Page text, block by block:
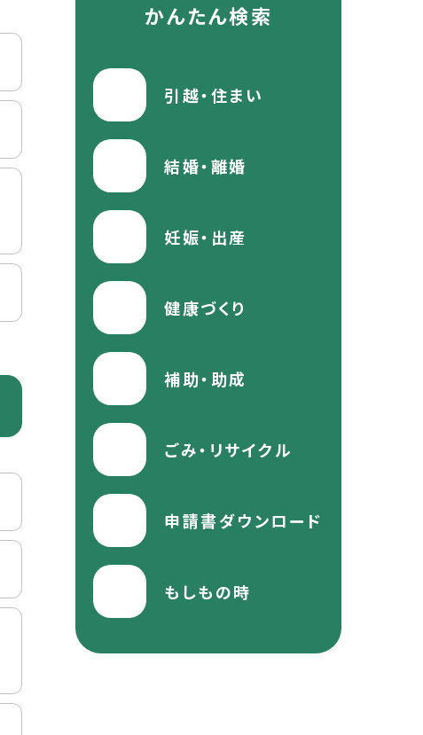
かんたん検索
引越・住まい
結婚・離婚
妊娠・出産
健康づくり
補助・助成
ごみ・リサイクル
申請書ダウンロード
もしもの時